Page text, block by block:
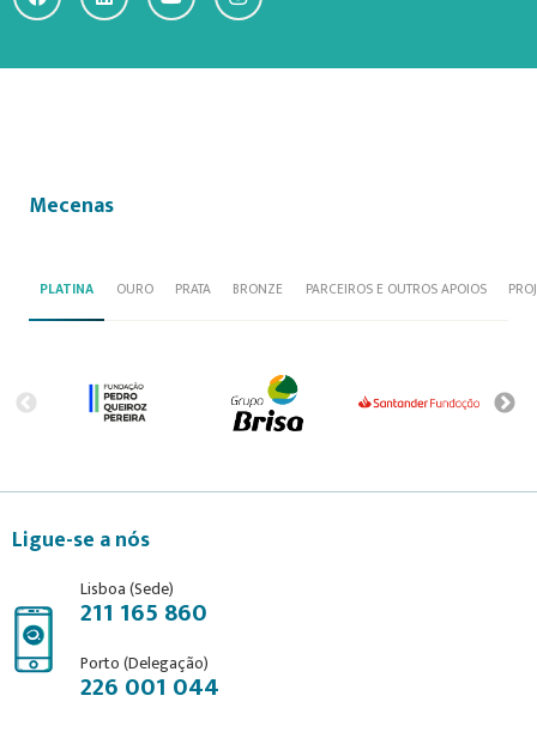
Mecenas
PLATINA OURO PRATA BRONZE PARCEIROS E OUTROS APOIOS
Ligue-se a nós
Lisboa (Sede)
211 165 860
Porto (Delegação)
226 001 044